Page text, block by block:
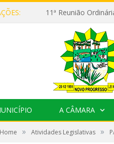
A CÂMARA
Home » Atividades Legislativas »